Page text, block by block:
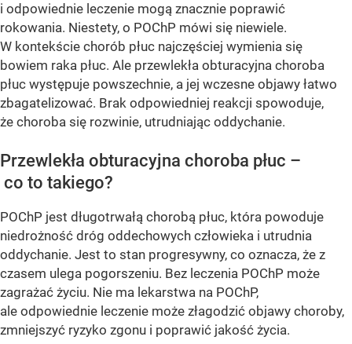
i odpowiednie leczenie mogą znacznie poprawić
rokowania. Niestety, o POChP mówi się niewiele.
W kontekście chorób płuc najczęściej wymienia się
bowiem raka płuc. Ale przewlekła obturacyjna choroba
płuc występuje powszechnie, a jej wczesne objawy łatwo
zbagatelizować. Brak odpowiedniej reakcji spowoduje,
że choroba się rozwinie, utrudniając oddychanie.
Przewlekła obturacyjna choroba płuc –
co to takiego?
POChP jest długotrwałą chorobą płuc, która powoduje
niedrożność dróg oddechowych człowieka i utrudnia
oddychanie. Jest to stan progresywny, co oznacza, że ​​z
czasem ulega pogorszeniu. Bez leczenia POChP może
zagrażać życiu. Nie ma lekarstwa na POChP,
ale odpowiednie leczenie może złagodzić objawy choroby,
zmniejszyć ryzyko zgonu i poprawić jakość życia.